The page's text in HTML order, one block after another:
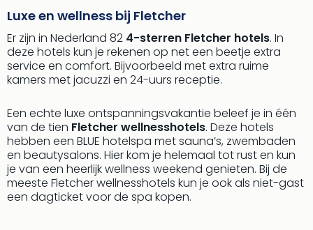
Luxe en wellness bij Fletcher
Er zijn in Nederland 82 4-sterren Fletcher hotels. In
deze hotels kun je rekenen op net een beetje extra
service en comfort. Bijvoorbeeld met extra ruime
kamers met jacuzzi en 24-uurs receptie.
Een echte luxe ontspanningsvakantie beleef je in één
van de tien Fletcher wellnesshotels. Deze hotels
hebben een BLUE hotelspa met sauna’s, zwembaden
en beautysalons. Hier kom je helemaal tot rust en kun
je van een heerlijk wellness weekend genieten. Bij de
meeste Fletcher wellnesshotels kun je ook als niet-gast
een dagticket voor de spa kopen.